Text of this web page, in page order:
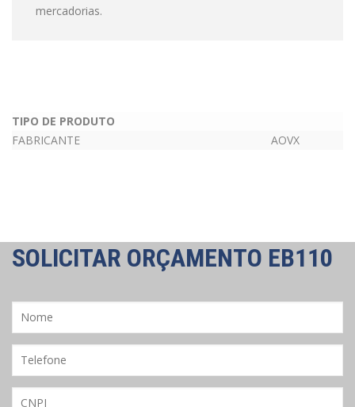
mercadorias.
TIPO DE PRODUTO
FABRICANTE
AOVX
SOLICITAR ORÇAMENTO EB110